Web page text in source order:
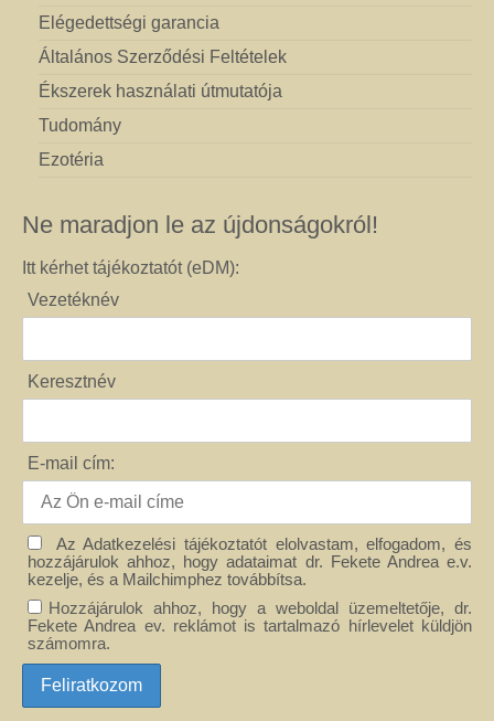
Elégedettségi garancia
Általános Szerződési Feltételek
Ékszerek használati útmutatója
Tudomány
Ezotéria
Ne maradjon le az újdonságokról!
Itt kérhet tájékoztatót (eDM):
Vezetéknév
Keresztnév
E-mail cím:
Az Adatkezelési tájékoztatót elolvastam, elfogadom, és
hozzájárulok ahhoz, hogy adataimat dr. Fekete Andrea e.v.
kezelje, és a Mailchimphez továbbítsa.
Hozzájárulok ahhoz, hogy a weboldal üzemeltetője, dr.
Fekete Andrea ev. reklámot is tartalmazó hírlevelet küldjön
számomra.